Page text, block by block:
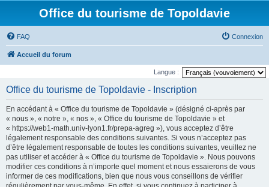
Office du tourisme de Topoldavie
FAQ Connexion
Accueil du forum
Langue :
Office du tourisme de Topoldavie - Inscription
En accédant à « Office du tourisme de Topoldavie » (désigné ci-après par
« nous », « notre », « nos », « Office du tourisme de Topoldavie » et
« https://web1-math.univ-lyon1.fr/prepa-agreg »), vous acceptez d’être
légalement responsable des conditions suivantes. Si vous n’acceptez pas
d’être légalement responsable de toutes les conditions suivantes, veuillez ne
pas utiliser et accéder à « Office du tourisme de Topoldavie ». Nous pouvons
modifier ces conditions à n’importe quel moment et nous essaierons de vous
informer de ces modifications, bien que nous vous conseillons de vérifier